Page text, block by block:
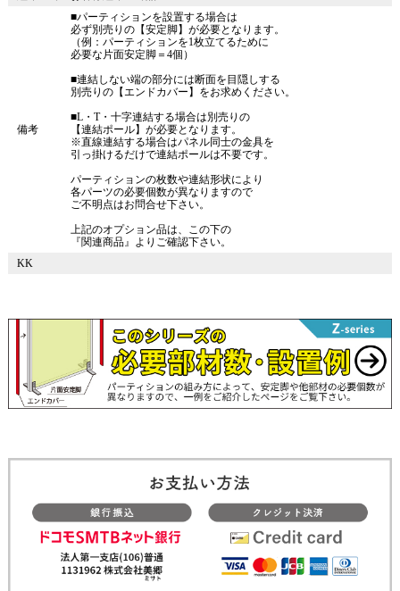
備考
■パーティションを設置する場合は
必ず別売りの【安定脚】が必要となります。
（例：パーティションを1枚立てるために
必要な片面安定脚＝4個）
■連結しない端の部分には断面を目隠しする
別売りの【エンドカバー】をお求めください。
■L・T・十字連結する場合は別売りの
【連結ポール】が必要となります。
※直線連結する場合はパネル同士の金具を
引っ掛けるだけで連結ポールは不要です。
パーティションの枚数や連結形状により
各パーツの必要個数が異なりますので
ご不明点はお問合せ下さい。
上記のオプション品は、この下の
『関連商品』よりご確認下さい。
KK